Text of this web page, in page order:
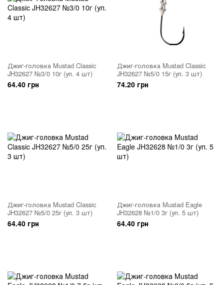
Джиг-головка Mustad Classic
JH32627 №3/0 10г (уп. 4 шт)
64.40 грн
Джиг-головка Mustad Classic
JH32627 №5/0 15г (уп. 3 шт)
74.20 грн
Джиг-головка Mustad Classic
JH32627 №5/0 25г (уп. 3 шт)
64.40 грн
Джиг-головка Mustad Eagle
JH32628 №1/0 3г (уп. 5 шт)
64.40 грн